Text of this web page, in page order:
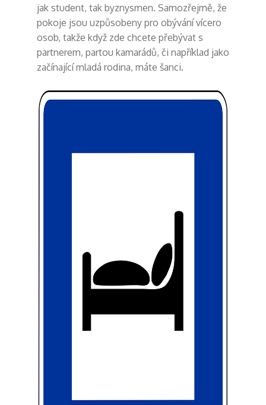
jak student, tak byznysmen. Samozřejmě, že
pokoje jsou uzpůsobeny pro obývání vícero
osob, takže když zde chcete přebývat s
partnerem, partou kamarádů, či například jako
začínající mladá rodina, máte šanci.